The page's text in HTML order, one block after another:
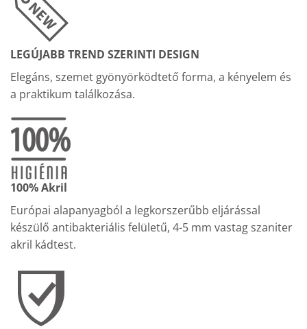
LEGÚJABB TREND SZERINTI DESIGN
Elegáns, szemet gyönyörködtető forma, a kényelem és
a praktikum találkozása.
100% Akril
Európai alapanyagból a legkorszerűbb eljárással
készülő antibakteriális felületű, 4-5 mm vastag szaniter
akril kádtest.